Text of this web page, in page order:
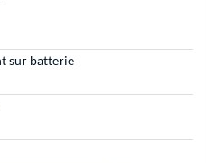
sur batterie